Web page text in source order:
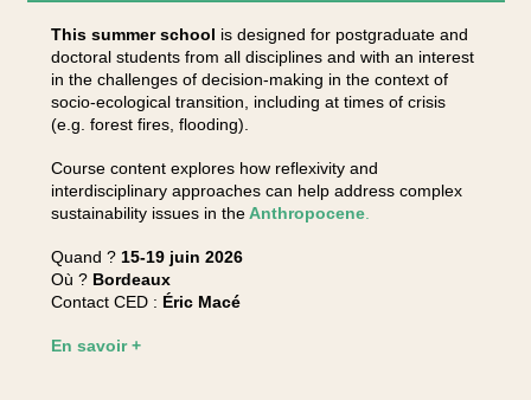
This summer school is designed for postgraduate and
doctoral students from all disciplines and with an interest
in the challenges of decision-making in the context of
socio-ecological transition, including at times of crisis
(e.g. forest fires, flooding).
Course content explores how reflexivity and
interdisciplinary approaches can help address complex
sustainability issues in the Anthropocene.
Quand ? 15-19 juin 2026
Où ? Bordeaux
Contact CED : Éric Macé​
En savoir +